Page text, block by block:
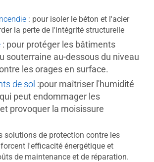
: pour isoler le béton et l'acier
la perte de l'intégrité structurelle
: pour protéger les bâtiments
souterraine au-dessous du niveau
les orages en surface.
de sol :pour maîtriser l'humidité
peut endommager les
provoquer la moisissure
solutions de protection contre les
l'efficacité énergétique et
de maintenance et de réparation.